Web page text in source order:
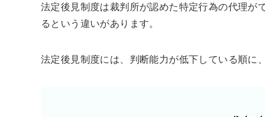
法定後見制度は裁判所が認めた特定行為の代理が
るという違いがあります。
法定後見制度には、判断能力が低下している順に